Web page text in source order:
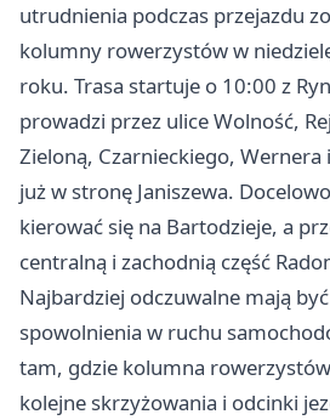
utrudnienia podczas przejazdu
kolumny rowerzystów w
roku. Trasa startuje o 10:00 z
prowadzi przez ulice Wolność,
Zieloną, Czarnieckiego, Wernera
już w stronę Janiszewa.
kierować się na Bartodzieje, a
centralną i zachodnią część
Najbardziej odczuwalne mają
spowolnienia w ruchu
tam, gdzie kolumna
kolejne skrzyżowania i odcinki